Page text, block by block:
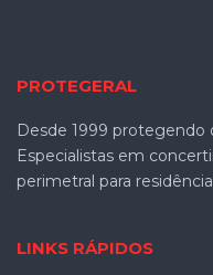
PROTEGERAL
Desde 1999 protegendo
Especialistas em
perimetral para
LINKS RÁPIDOS